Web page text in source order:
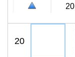
20
20